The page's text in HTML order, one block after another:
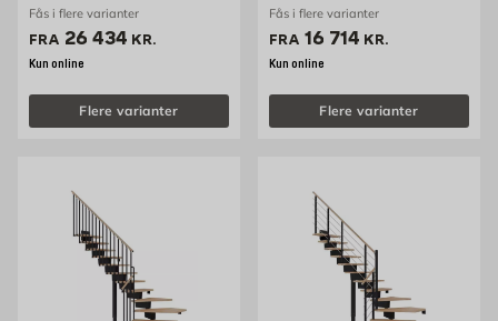
Fås i flere varianter
FRA Pris 26434 kr. /stk
26 434 KR.
Kun online
Flere varianter
Fås i flere varianter
FRA Pris 16714 kr. /stk
16 714 KR.
Kun online
Flere varianter